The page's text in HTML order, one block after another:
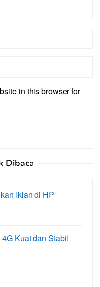
in this browser for
Dibaca
Iklan di HP
Kuat dan Stabil